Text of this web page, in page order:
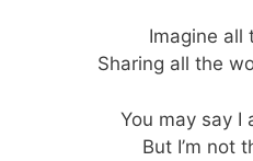
Imagine all
Sharing all the
You may say I
But I’m not